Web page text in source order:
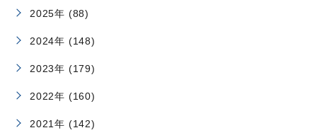
2025年 (88)
2024年 (148)
2023年 (179)
2022年 (160)
2021年 (142)